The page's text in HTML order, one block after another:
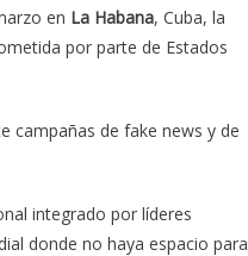
en La Habana, Cuba, la
por parte de Estados
campañas de fake news y de
integrado por líderes
donde no haya espacio para